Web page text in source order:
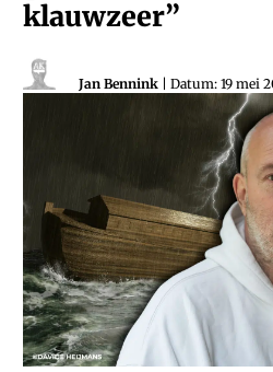
klauwzeer”
Jan Bennink | Datum: 19 mei